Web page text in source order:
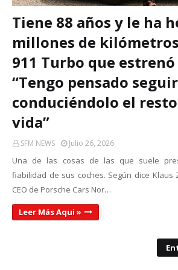
Tiene 88 años y le ha
millones de
911 Turbo que estrenó
“Tengo pensado seguir
conduciéndolo el
vida”
SFM NEWS Julio 26, 2026
Una de las cosas de las que suele
fiabilidad de sus coches. Según dice Klaus
CEO de Porsche Cars Nor…
Leer Más Aqui »